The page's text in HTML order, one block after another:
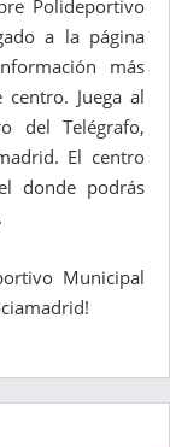
Polideportivo
a la página
más
Juega al
del Telégrafo,
El centro
donde podrás
Municipal